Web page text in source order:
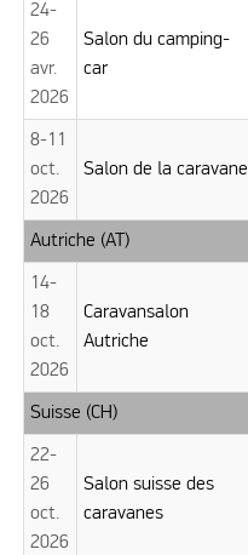
24-
26
avr.
2026
Salon du camping-
car
8-11
oct.
2026
Salon de la caravane
Autriche (AT)
14-
18
oct.
2026
Caravansalon
Autriche
Suisse (CH)
22-
26
oct.
2026
Salon suisse des
caravanes